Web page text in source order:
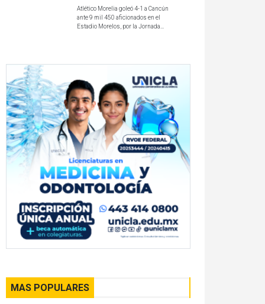
Atlético Morelia goleó 4-1 a Cancún
ante 9 mil 450 aficionados en el
Estadio Morelos, por la Jornada...
MAS POPULARES